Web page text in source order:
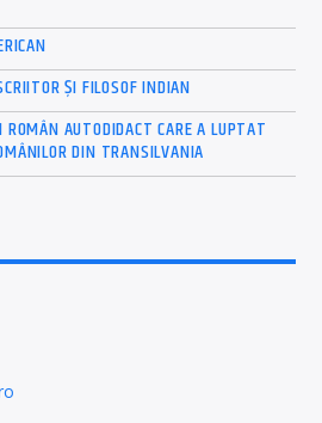
ȘI FILOSOF INDIAN
ROMÂN AUTODIDACT CARE A LUPTAT
DIN TRANSILVANIA